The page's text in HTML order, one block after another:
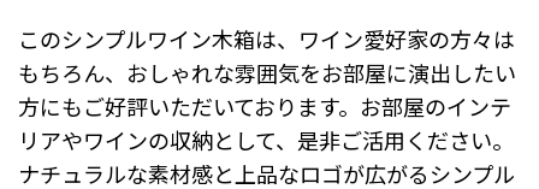
このシンプルワイン木箱は、ワイン愛好家の方々は
もちろん、おしゃれな雰囲気をお部屋に演出したい
方にもご好評いただいております。お部屋のインテ
リアやワインの収納として、是非ご活用ください。
ナチュラルな素材感と上品なロゴが広がるシンプル